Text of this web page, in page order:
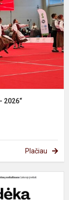
2026“
Plačiau